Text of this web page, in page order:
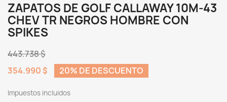
ZAPATOS DE GOLF CALLAWAY 10M-43
CHEV TR NEGROS HOMBRE CON
SPIKES
443.738 $
354.990 $
20% DE DESCUENTO
Impuestos incluidos